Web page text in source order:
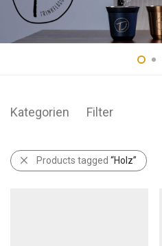
Kategorien Filter
Products tagged “Holz”